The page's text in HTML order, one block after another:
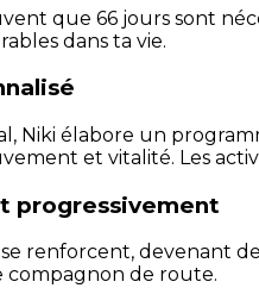
que 66 jours sont
dans ta vie.
Niki élabore un
et vitalité. Les
progressivement
se renforcent, devenant
compagnon de route.